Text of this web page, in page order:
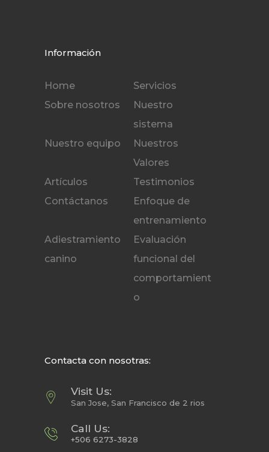
Información
Home
Servicios
Sobre nosotros
Nuestro
sistema
Nuestro equipo
Nuestros
Valores
Artículos
Testimonios
Contáctanos
Enfoque de
entrenamiento
Adiestramiento
canino
Evaluación
funcional del
comportamient
o
Contacta con nosotras:
Visit Us:
San Jose, San Francisco de 2 rios
Call Us:
+506 6273-3828